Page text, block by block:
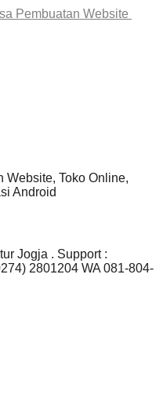
Pembuatan Website
Website, Toko Online,
Android
Jogja . Support :
2801204 WA 081-804-